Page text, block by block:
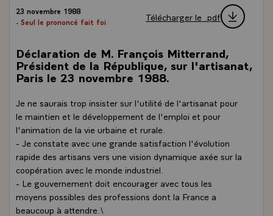
23 novembre 1988
- Seul le prononcé fait foi
Télécharger le .pdf
Déclaration de M. François Mitterrand,
Président de la République, sur l'artisanat,
Paris le 23 novembre 1988.
Je ne saurais trop insister sur l'utilité de l'artisanat pour
le maintien et le développement de l'emploi et pour
l'animation de la vie urbaine et rurale.
- Je constate avec une grande satisfaction l'évolution
rapide des artisans vers une vision dynamique axée sur la
coopération avec le monde industriel.
- Le gouvernement doit encourager avec tous les
moyens possibles des professions dont la France a
beaucoup à attendre.\